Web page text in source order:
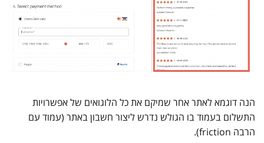
הנה דוגמא לאתר אחר שמיקם את כל הלוגואים של אפשרויות
התשלום בעמוד בו הגולש נדרש ליצור חשבון באתר (עמוד עם
הרבה friction).